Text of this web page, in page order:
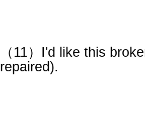
（11）I'd like this
repaired).